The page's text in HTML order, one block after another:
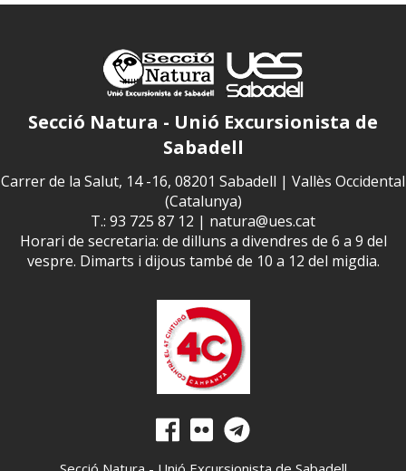
Secció Natura - Unió Excursionista de
Sabadell
Carrer de la Salut, 14 -16, 08201 Sabadell | Vallès Occidental
(Catalunya)
T.: 93 725 87 12 | natura@ues.cat
Horari de secretaria: de dilluns a divendres de 6 a 9 del
vespre. Dimarts i dijous també de 10 a 12 del migdia.